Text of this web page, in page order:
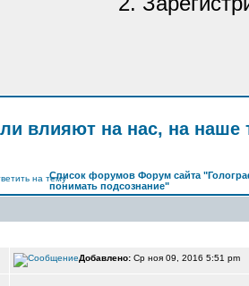
влияют на нас, на наше
Список форумов Форум сайта
понимать подсознание"
Добавлено: Ср ноя 09, 2016 5:51 pm